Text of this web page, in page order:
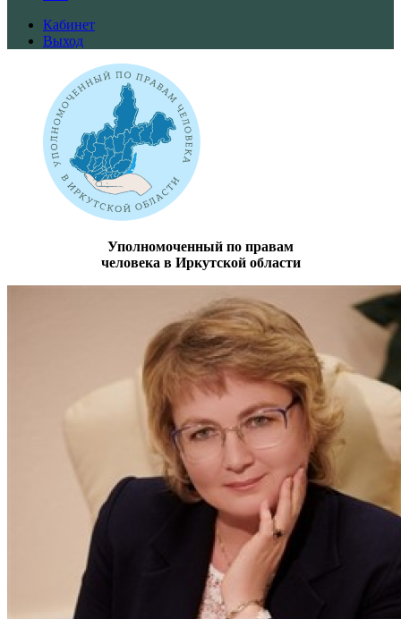
Кабинет
Выход
Уполномоченный по правам
человека в Иркутской области